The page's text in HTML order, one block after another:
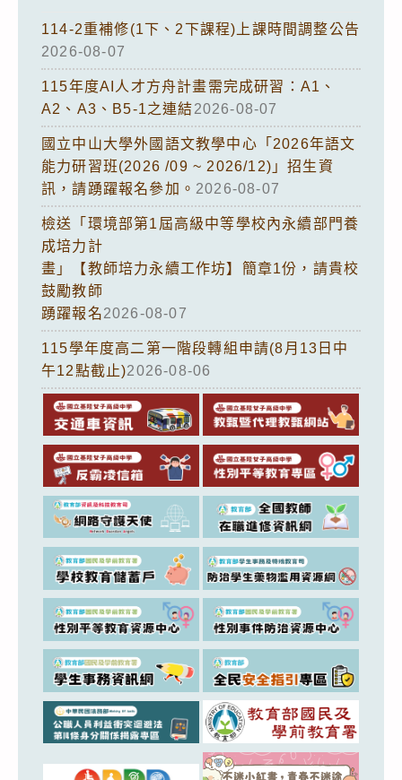
114-2重補修(1下、2下課程)上課時間調整公告
2026-08-07
115年度AI人才方舟計畫需完成研習：A1、
A2、A3、B5-1之連結2026-08-07
國立中山大學外國語文教學中心「2026年語文
能力研習班(2026 /09 ~ 2026/12)」招生資
訊，請踴躍報名參加。 2026-08-07
檢送「環境部第1屆高級中等學校內永續部門養
成培力計
畫」【教師培力永續工作坊】簡章1份，請貴校
鼓勵教師
踴躍報名2026-08-07
115學年度高二第一階段轉組申請(8月13日中
午12點截止)2026-08-06